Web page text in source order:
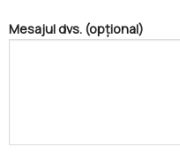
Mesajul dvs. (opțional)